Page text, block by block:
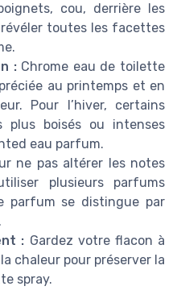
cou, derrière les
révéler toutes les facettes
:Chrome eau de toilette
au printemps et en
Pour l’hiver, certains
plus boisés ou intenses
eau parfum.
ne pas altérer les notes
plusieurs parfums
parfum se distingue par
: Gardez votre flacon à
chaleur pour préserver la
spray.